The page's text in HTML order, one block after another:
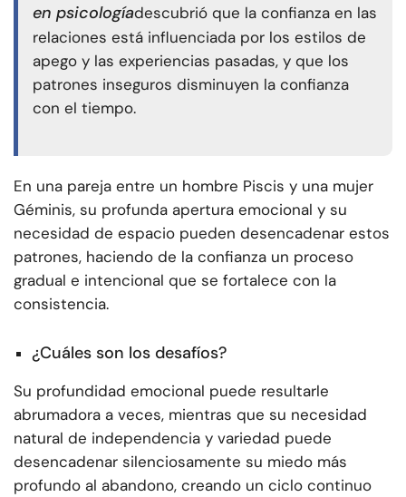
en psicologíadescubrió que la confianza en las
relaciones está influenciada por los estilos de
apego y las experiencias pasadas, y que los
patrones inseguros disminuyen la confianza
con el tiempo.
En una pareja entre un hombre Piscis y una mujer
Géminis, su profunda apertura emocional y su
necesidad de espacio pueden desencadenar estos
patrones, haciendo de la confianza un proceso
gradual e intencional que se fortalece con la
consistencia.
¿Cuáles son los desafíos?
Su profundidad emocional puede resultarle
abrumadora a veces, mientras que su necesidad
natural de independencia y variedad puede
desencadenar silenciosamente su miedo más
profundo al abandono, creando un ciclo continuo